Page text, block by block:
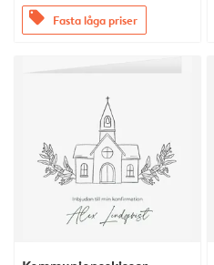
offers Fasta låga priser